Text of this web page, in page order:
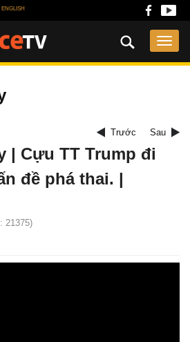
ENGLISH
Trước Sau
| Cựu TT Trump đi
đề phá thai. |
21375)